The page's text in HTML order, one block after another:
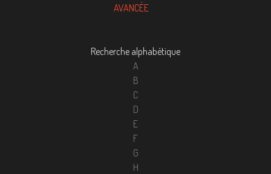
AVANCÉE
Recherche alphabétique
A
B
C
D
E
F
G
H